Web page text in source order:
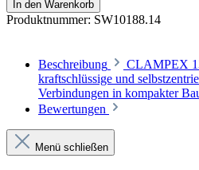
In den Warenkorb
Produktnummer: SW10188.14
Beschreibung
CLAMPEX
kraftschlüssige und
Verbindungen in kompakter
Bewertungen
Menü schließen